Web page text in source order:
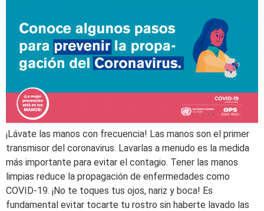
¡Lávate las manos con frecuencia! Las manos son el primer
transmisor del coronavirus. Lavarlas a menudo es la medida
más importante para evitar el contagio. Tener las manos
limpias reduce la propagación de enfermedades como
COVID-19. ¡No te toques tus ojos, nariz y boca! Es
fundamental evitar tocarte tu rostro sin haberte lavado las